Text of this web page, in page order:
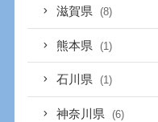
滋賀県 (8)
熊本県 (1)
石川県 (1)
神奈川県 (6)